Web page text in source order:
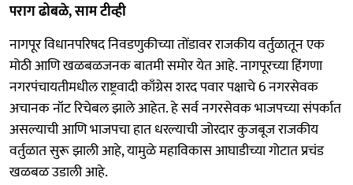
पराग ढोबळे, साम टीव्ही
नागपूर विधानपरिषद निवडणुकीच्या तोंडावर राजकीय वर्तुळातून एक
मोठी आणि खळबळजनक बातमी समोर येत आहे. नागपूरच्या हिंगणा
नगरपंचायतीमधील राष्ट्रवादी काँग्रेस शरद पवार पक्षाचे 6 नगरसेवक
अचानक नॉट रिचेबल झाले आहेत. हे सर्व नगरसेवक भाजपच्या संपर्कात
असल्याची आणि भाजपचा हात धरल्याची जोरदार कुजबूज राजकीय
वर्तुळात सुरू झाली आहे, यामुळे महाविकास आघाडीच्या गोटात प्रचंड
खळबळ उडाली आहे.